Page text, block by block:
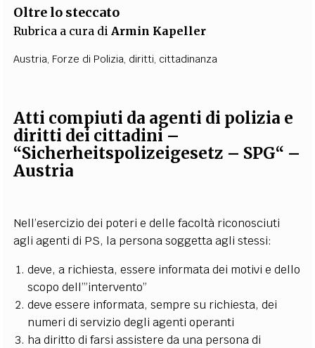
Oltre lo steccato
Rubrica a cura di Armin Kapeller
Austria, Forze di Polizia, diritti, cittadinanza
Atti compiuti da agenti di polizia e
diritti dei cittadini –
“Sicherheitspolizeigesetz – SPG“ –
Austria
Nell’esercizio dei poteri e delle facoltà riconosciuti
agli agenti di PS, la persona soggetta agli stessi:
deve, a richiesta, essere informata dei motivi e dello
scopo dell’”intervento”
deve essere informata, sempre su richiesta, dei
numeri di servizio degli agenti operanti
ha diritto di farsi assistere da una persona di